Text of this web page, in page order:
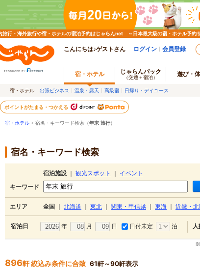
旅行・海外旅行や宿・ホテルの宿泊予約はじゃらんnet ～日本最大級の宿・ホテル予約
こんにちは♪ゲストさん ログイン 会員登録
宿・ホテル じゃらんパック
（交通＋宿泊） 遊び・
宿・ホテル 出張ビジネス 温泉・露天 高級宿 日帰り・デイユース
ポイントがたまる・つかえる
宿・ホテル > 宿名・キーワード検索（年末 旅行）
宿名・キーワード検索
宿泊施設 観光スポット
イベント
キーワード
エリア 全国 北海道 東北 関東・甲信越 東海 近畿・
宿泊日 年 月 日 日付未定 泊 人
※
896軒 絞込み条件に合致 61軒～90軒表示